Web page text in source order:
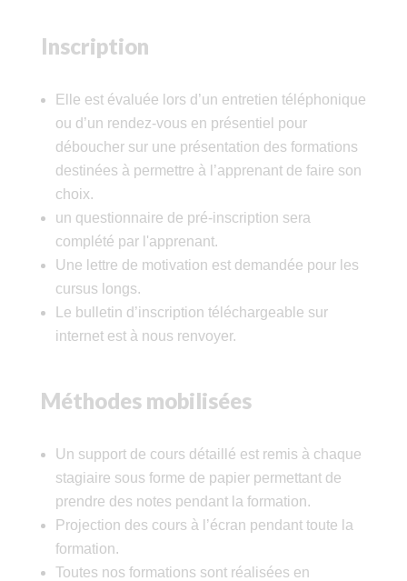
Inscription
Elle est évaluée lors d’un entretien téléphonique
ou d’un rendez-vous en présentiel pour
déboucher sur une présentation des formations
destinées à permettre à l’apprenant de faire son
choix.
un questionnaire de pré-inscription sera
complété par l'apprenant.
Une lettre de motivation est demandée pour les
cursus longs.
Le bulletin d’inscription téléchargeable sur
internet est à nous renvoyer.
Méthodes mobilisées
Un support de cours détaillé est remis à chaque
stagiaire sous forme de papier permettant de
prendre des notes pendant la formation.
Projection des cours à l’écran pendant toute la
formation.
Toutes nos formations sont réalisées en